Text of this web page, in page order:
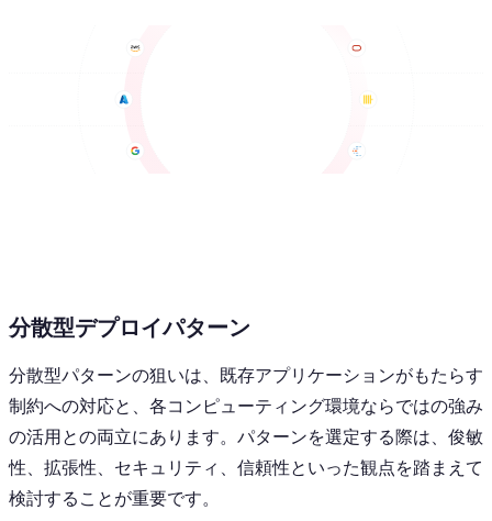
分散型デプロイパターン
分散型パターンの狙いは、既存アプリケーションがもたらす
制約への対応と、各コンピューティング環境ならではの強み
の活用との両立にあります。パターンを選定する際は、俊敏
性、拡張性、セキュリティ、信頼性といった観点を踏まえて
検討することが重要です。